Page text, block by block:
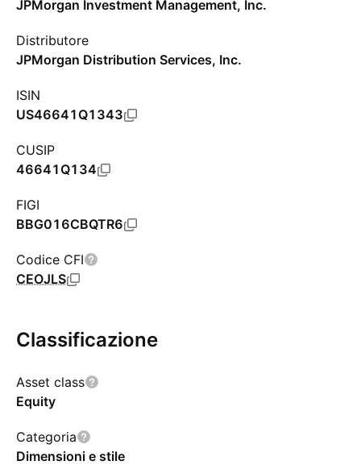
JPMorgan Investment Management, Inc.
Distributore
JPMorgan Distribution Services, Inc.
ISIN
US46641Q1343
CUSIP
46641Q134
FIGI
BBG016CBQTR6
Codice CFI
CEOJLS
Classificazione
Asset class
Equity
Categoria
Dimensioni e stile